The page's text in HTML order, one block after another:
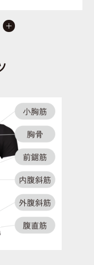
のある関節。
方に振る際に働
も働く筋肉。
作で働く筋肉。こ
やすくなる。